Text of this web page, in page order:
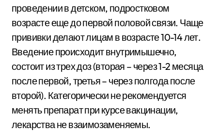
проведении в детском, подростковом
возрасте еще до первой половой связи. Чаще
прививки делают лицам в возрасте 10-14 лет.
Введение происходит внутримышечно,
состоит из трех доз (вторая – через 1-2 месяца
после первой, третья – через полгода после
второй). Категорически не рекомендуется
менять препарат при курсе вакцинации,
лекарства не взаимозаменяемы.